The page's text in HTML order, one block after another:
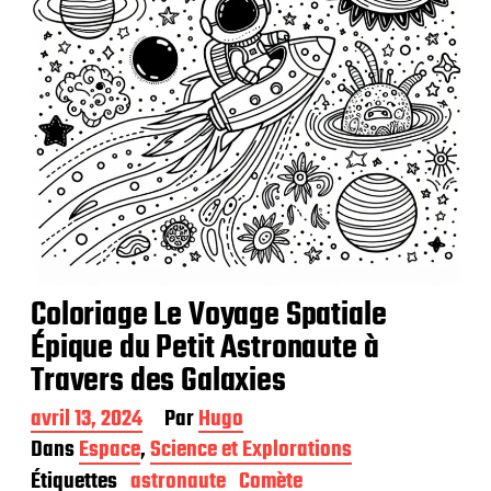
Coloriage Le Voyage Spatiale
Épique du Petit Astronaute à
Travers des Galaxies
D
a
t
avril 13, 2024 ParHugo
DansEspace,Science et Explorations
Étiquettes astronaute Comète